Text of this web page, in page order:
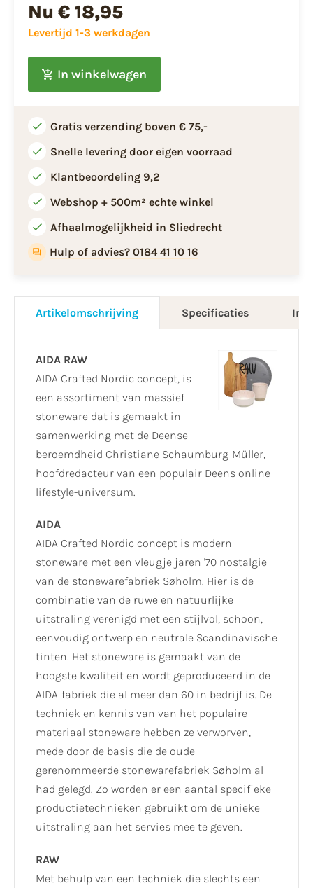
Nu € 18,95
Levertijd 1-3 werkdagen
In winkelwagen
Gratis verzending boven € 75,-
Snelle levering door eigen voorraad
Klantbeoordeling 9,2
Webshop + 500m² echte winkel
Afhaalmogelijkheid in Sliedrecht
Hulp of advies? 0184 41 10 16
Artikelomschrijving Specificaties
AIDA RAW
AIDA Crafted Nordic concept, is
een assortiment van massief
stoneware dat is gemaakt in
samenwerking met de Deense
beroemdheid Christiane Schaumburg-Müller,
hoofdredacteur van een populair Deens online
lifestyle-universum.
AIDA
AIDA Crafted Nordic concept is modern
stoneware met een vleugje jaren '70 nostalgie
van de stonewarefabriek Søholm. Hier is de
combinatie van de ruwe en natuurlijke
uitstraling verenigd met een stijlvol, schoon,
eenvoudig ontwerp en neutrale Scandinavische
tinten. Het stoneware is gemaakt van de
hoogste kwaliteit en wordt geproduceerd in de
AIDA-fabriek die al meer dan 60 in bedrijf is. De
techniek en kennis van van het populaire
materiaal stoneware hebben ze verworven,
mede door de basis die de oude
gerenommeerde stonewarefabriek Søholm al
had gelegd. Zo worden er een aantal specifieke
productietechnieken gebruikt om de unieke
uitstraling aan het servies mee te geven.
RAW
Met behulp van een techniek die slechts een